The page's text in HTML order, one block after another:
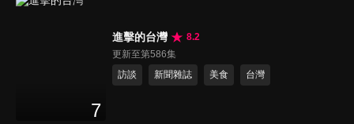
7
進擊的台灣
8.2
更新至第586集
訪談
新聞雜誌 美食 台灣